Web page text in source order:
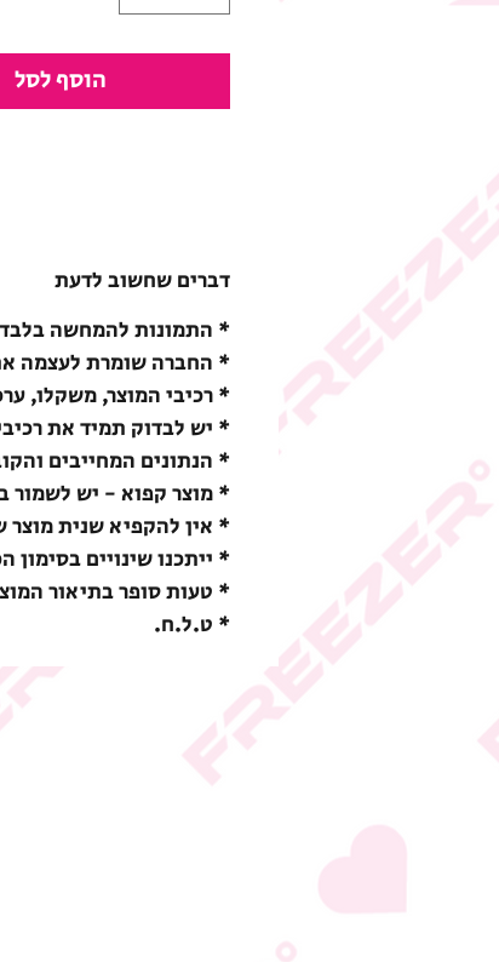
הוסף לסל
דברים שחשוב לדעת
* התמונות להמחשה בלבד
* החברה שומרת לעצמה
* רכיבי המוצר, משקלו,
* יש לבדוק תמיד את
* הנתונים המחייבים
* מוצר קפוא - יש לשמור בהקפאה (18-)
* אין להקפיא שנית
* ייתכנו שינויים
* טעות סופר בתיאור
* ט.ל.ח.